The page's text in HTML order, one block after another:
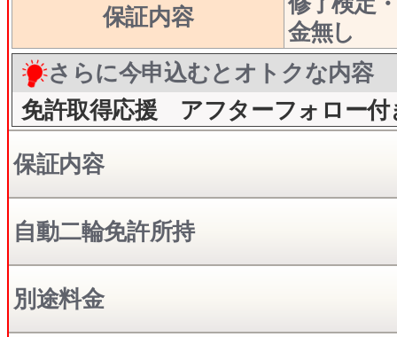
保証内容
金無し
さらに今申込むとオトクな内容
免許取得応援 アフターフォロー付
保証内容
自動二輪免許所持
別途料金